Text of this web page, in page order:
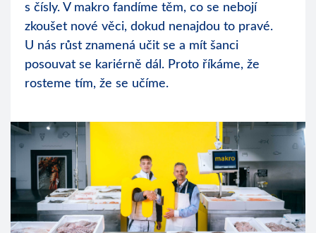
s čísly. V makro fandíme těm, co se nebojí
zkoušet nové věci, dokud nenajdou to pravé.
U nás růst znamená učit se a mít šanci
posouvat se kariérně dál. Proto říkáme, že
rosteme tím, že se učíme.